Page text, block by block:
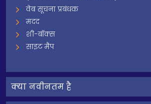
वेब सूचना प्रबंधक
मदद
शी-बॉक्स
साइट मैप
क्‍या नवीनतम है